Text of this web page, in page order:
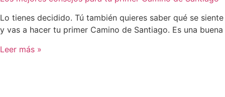
Lo tienes decidido. Tú también quieres saber qué se siente
y vas a hacer tu primer Camino de Santiago. Es una buena
Leer más »